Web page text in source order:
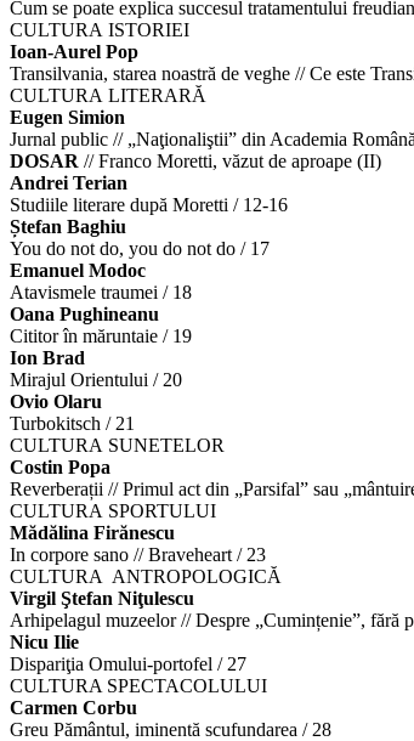
Cum se poate explica succesul tratamentului
CULTURA ISTORIEI
Ioan-Aurel Pop
Transilvania, starea noastră de veghe // Ce este
CULTURA LITERARĂ
Eugen Simion
Jurnal public // „Naţionaliştii” din Academia
DOSAR // Franco Moretti, văzut de aproape (II)
Andrei Terian
Studiile literare după Moretti / 12-16
Ștefan Baghiu
You do not do, you do not do / 17
Emanuel Modoc
Atavismele traumei / 18
Oana Pughineanu
Cititor în măruntaie / 19
Ion Brad
Mirajul Orientului / 20
Ovio Olaru
Turbokitsch / 21
CULTURA SUNETELOR
Costin Popa
Reverberații // Primul act din „Parsifal” sau
CULTURA SPORTULUI
Mădălina Firănescu
In corpore sano // Braveheart / 23
CULTURA ANTROPOLOGICĂ
Virgil Ştefan Niţulescu
Arhipelagul muzeelor // Despre „Cumințenie”, fără
Nicu Ilie
Dispariţia Omului-portofel / 27
CULTURA SPECTACOLULUI
Carmen Corbu
Greu Pământul, iminentă scufundarea / 28